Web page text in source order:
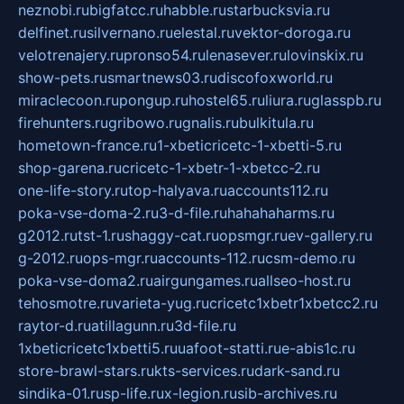
neznobi.rubigfatcc.ruhabble.rustarbucksvia.ru
delfinet.rusilvernano.ruelestal.ruvektor-doroga.ru
velotrenajery.rupronso54.rulenasever.rulovinskix.ru
show-pets.rusmartnews03.rudiscofoxworld.ru
miraclecoon.rupongup.ruhostel65.ruliura.ruglasspb.ru
firehunters.rugribowo.rugnalis.rubulkitula.ru
hometown-france.ru1-xbeticricetc-1-xbetti-5.ru
shop-garena.rucricetc-1-xbetr-1-xbetcc-2.ru
one-life-story.rutop-halyava.ruaccounts112.ru
poka-vse-doma-2.ru3-d-file.ruhahahaharms.ru
g2012.rutst-1.rushaggy-cat.ruopsmgr.ruev-gallery.ru
g-2012.ruops-mgr.ruaccounts-112.rucsm-demo.ru
poka-vse-doma2.ruairgungames.ruallseo-host.ru
tehosmotre.ruvarieta-yug.rucricetc1xbetr1xbetcc2.ru
raytor-d.ruatillagunn.ru3d-file.ru
1xbeticricetc1xbetti5.ruuafoot-statti.rue-abis1c.ru
store-brawl-stars.rukts-services.rudark-sand.ru
sindika-01.rusp-life.rux-legion.rusib-archives.ru